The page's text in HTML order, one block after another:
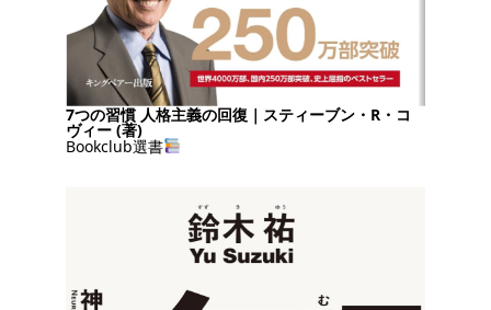
7つの習慣 人格主義の回復｜スティーブン・R・コ
ヴィー (著)
Bookclub選書